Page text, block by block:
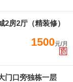
房2厅（精装修）
1500元/月
门口旁独栋一层